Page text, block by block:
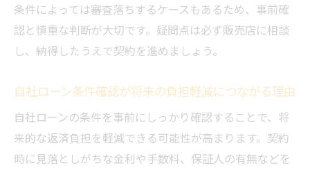
条件によっては審査落ちするケースもあるため、事前確
認と慎重な判断が大切です。疑問点は必ず販売店に相談
し、納得したうえで契約を進めましょう。
自社ローン条件確認が将来の負担軽減につながる理由
自社ローンの条件を事前にしっかり確認することで、将
来的な返済負担を軽減できる可能性が高まります。契約
時に見落としがちな金利や手数料、保証人の有無などを